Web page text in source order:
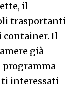
il
trasportanti
container. Il
già
interessati